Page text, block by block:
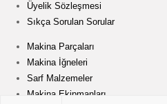
e
d
e
Üyelik Sözleşmesi
Sıkça Sorulan Sorular
Makina Parçaları
Makina İğneleri
Sarf Malzemeler
Makina Ekipmanları